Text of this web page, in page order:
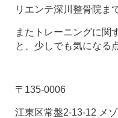
リエンテ深川整骨院ま
またトレーニングに関
と、少しでも気になる
〒135-0006
江東区常盤2-13-12 メ